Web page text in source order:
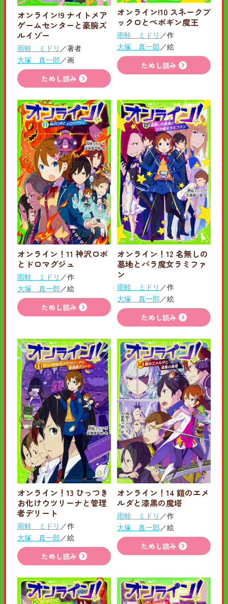
オンライン!9 ナイトメア
ゲームセンターと豪腕ズ
ルイゾー
雨蛙 ミドリ ／著者
大塚 真一郎 ／画
ためし読み
オンライン!10 スネークブ
ックロとペポギン魔王
雨蛙 ミドリ ／作
大塚 真一郎 ／絵
ためし読み
オンライン！11 神沢ロボ
とドロマグジュ
雨蛙 ミドリ ／作
大塚 真一郎 ／絵
ためし読み
オンライン！12 名無しの
墓地とバラ魔女ラミファ
ン
雨蛙 ミドリ ／作
大塚 真一郎 ／絵
ためし読み
オンライン！13 ひっつき
お化けウツリーナと管理
者デリート
雨蛙 ミドリ ／作
大塚 真一郎 ／絵
ためし読み
オンライン！14 鎧のエメ
ルダと漆黒の魔塔
雨蛙 ミドリ ／作
大塚 真一郎 ／絵
ためし読み